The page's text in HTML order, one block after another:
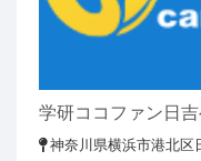
学研ココファン日
神奈川県横浜市港北区